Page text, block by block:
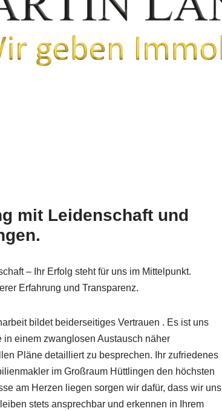
mit Leidenschaft und
– Ihr Erfolg steht für uns im Mittelpunkt.
Erfahrung und Transparenz.
bildet beiderseitiges Vertrauen . Es ist uns
einem zwanglosen Austausch näher
Pläne detailliert zu besprechen. Ihr zufriedenes
im Großraum Hüttlingen den höchsten
am Herzen liegen sorgen wir dafür, dass wir uns
stets ansprechbar und erkennen in Ihrem